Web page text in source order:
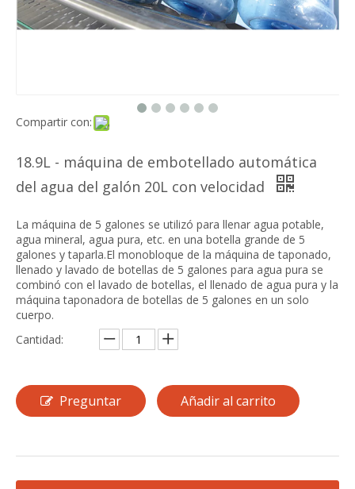
Compartir con:
18.9L - máquina de embotellado automática
del agua del galón 20L con velocidad
La máquina de 5 galones se utilizó para llenar agua potable,
agua mineral, agua pura, etc. en una botella grande de 5
galones y taparla.El monobloque de la máquina de taponado,
llenado y lavado de botellas de 5 galones para agua pura se
combinó con el lavado de botellas, el llenado de agua pura y la
máquina taponadora de botellas de 5 galones en un solo
cuerpo.
Cantidad:
Preguntar Añadir al carrito